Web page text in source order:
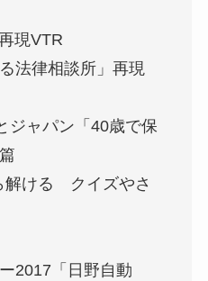
現VTR
法律相談所」再現
ジャパン「40歳で保
解ける クイズやさ
2017「日野自動